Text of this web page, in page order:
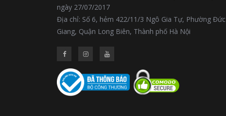
ngày 27/07/2017
Địa chỉ: Số 6, hẻm 422/11/3 Ngô Gia Tự, Phường Đức
Giang, Quận Long Biên, Thành phố Hà Nội